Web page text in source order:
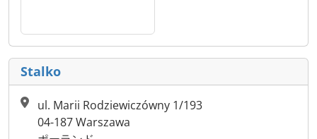
Stalko
ul. Marii Rodziewiczówny 1/193
04-187 Warszawa